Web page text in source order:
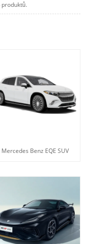
produktů.
Mercedes Benz EQE SUV